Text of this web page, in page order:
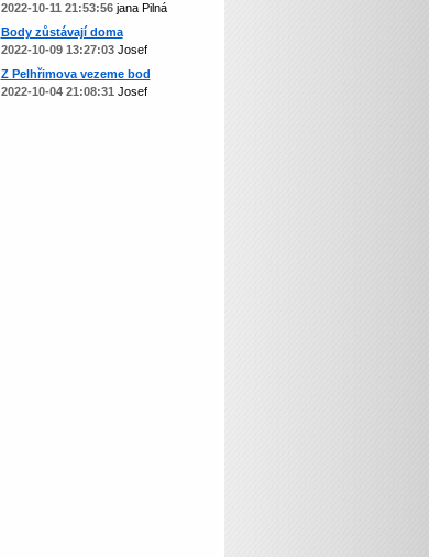
2022-10-11 21:53:56jana Pilná
Body zůstávají doma
2022-10-09 13:27:03Josef
Z Pelhřimova vezeme bod
2022-10-04 21:08:31 Josef